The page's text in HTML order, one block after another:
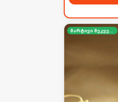
მარტივი შეკვეთა